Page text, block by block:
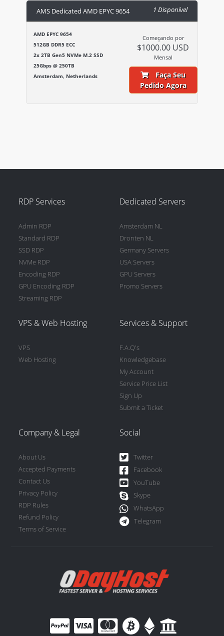
AMS Dedicated AMD EPYC 9654 1 Disponível
AMD EPYC 9654
512GB DDR5 ECC
2x 2TB Gen5 NVMe M.2 SSD
25Gbps @ 250TB
Amsterdam, Netherlands
Começando por
$1000.00 USD
Mensal
Faça Seu
Pedido Agora
RDP Services
Admin RDP
Standard RDP
SSD RDP
NVMe RDP
Encoding RDP
GPU Encoding RDP
Streaming RDP
Dedicated Servers
Amsterdam NL
Dronten NL
Germany Servers
USA Servers
GPU Servers
Promo Servers
VPS & Web Hosting
VPS
Web Hosting
Services & Support
F.A.Q's
Knowledgebase
My Account
Service Price List
Sign Up
Submit a Ticket
Company & Legal
About Us
Accepted Payments
Contact Us
Privacy Policy
RDP Rules
Refund Policy
Terms of Service
Social
Twitter
Facebook
YouTube
Skype
WhatsApp
Telegram